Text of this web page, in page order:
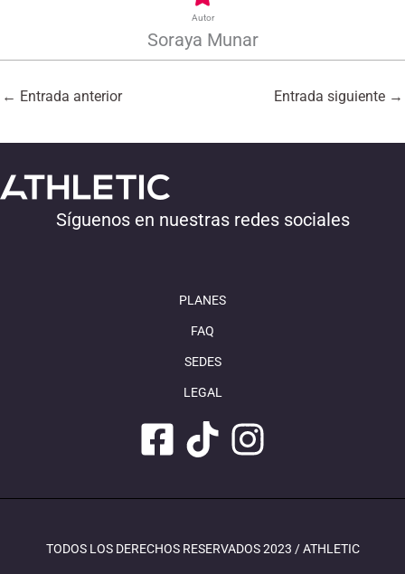
Autor
Soraya Munar
← Entrada anterior Entrada siguiente →
Síguenos en nuestras redes sociales
PLANES
FAQ
SEDES
LEGAL
TODOS LOS DERECHOS RESERVADOS 2023 / ATHLETIC